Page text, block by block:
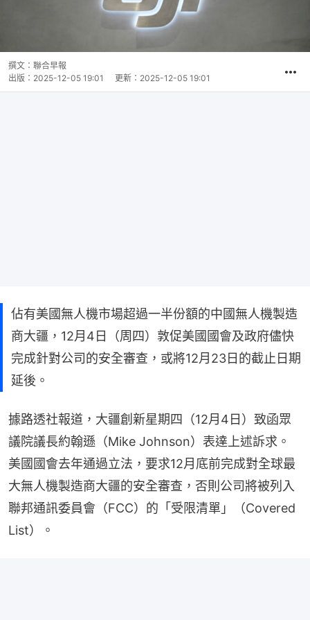
撰文： 聯合早報
出版： 2025-12-05 19:01 更新： 2025-12-05 19:01
佔有美國無人機市場超過一半份額的中國無人機製造
商大疆，12月4日（周四）敦促美國國會及政府儘快
完成針對公司的安全審查，或將12月23日的截止日期
延後。
據路透社報道，大疆創新星期四（12月4日）致函眾
議院議長約翰遜（Mike Johnson）表達上述訴求。
美國國會去年通過立法，要求12月底前完成對全球最
大無人機製造商大疆的安全審查，否則公司將被列入
聯邦通訊委員會（FCC）的「受限清單」（Covered
List）。